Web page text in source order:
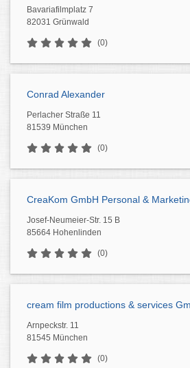
Bavariafilmplatz 7
82031 Grünwald
(0)
Conrad Alexander
Perlacher Straße 11
81539 München
(0)
CreaKom GmbH Personal &
Josef-Neumeier-Str. 15 B
85664 Hohenlinden
(0)
cream film productions & services
Arnpeckstr. 11
81545 München
(0)